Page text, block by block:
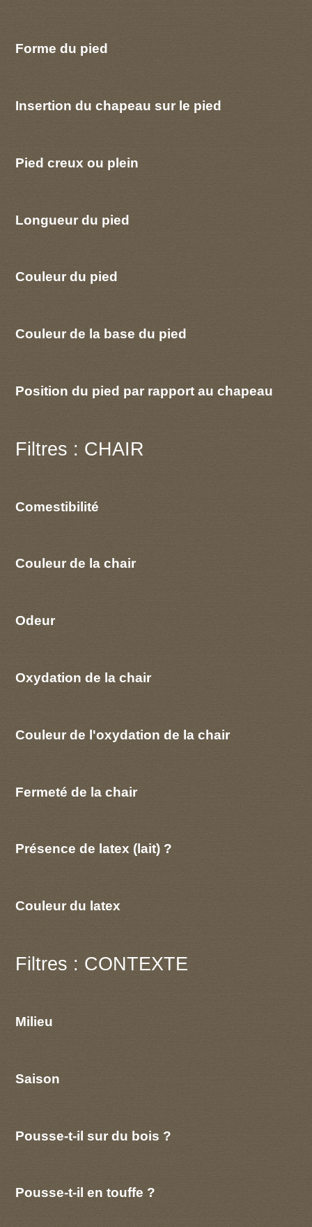
Forme du pied
Insertion du chapeau sur le pied
Pied creux ou plein
Longueur du pied
Couleur du pied
Couleur de la base du pied
Position du pied par rapport au chapeau
Filtres : CHAIR
Comestibilité
Couleur de la chair
Odeur
Oxydation de la chair
Couleur de l'oxydation de la chair
Fermeté de la chair
Présence de latex (lait) ?
Couleur du latex
Filtres : CONTEXTE
Milieu
Saison
Pousse-t-il sur du bois ?
Pousse-t-il en touffe ?